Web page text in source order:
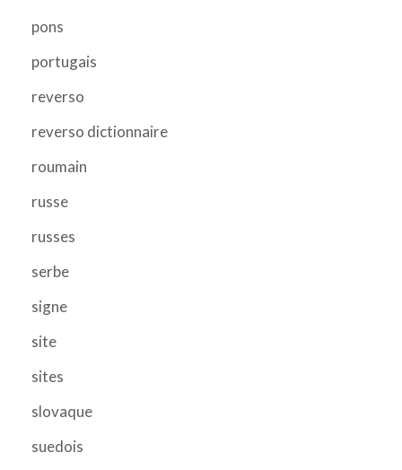
pons
portugais
reverso
reverso dictionnaire
roumain
russe
russes
serbe
signe
site
sites
slovaque
suedois